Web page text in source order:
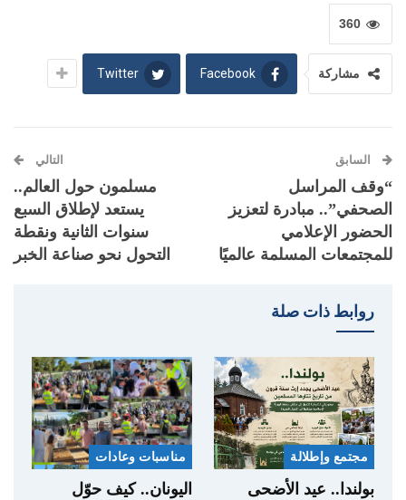
360
مشاركة Facebook
Twitter
السابق
“وقف المراسل
الصحفي”.. مبادرة لتعزيز
الحضور الإعلامي
للمجتمعات المسلمة عالميًا
التالي
مسلمون حول العالم..
يستعد لإطلاق السبع
سنوات الثانية ونقطة
التحول نحو صناعة الخبر
روابط ذات صلة
مجتمع وإطلالة
بولندا.. عيد الأضحى
مناسبات وعادات
اليونان.. كيف حوّل